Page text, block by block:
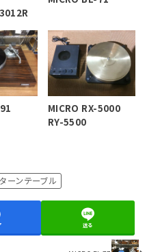
MICRO RX-5000
RY-5500
ーンテーブル
送る